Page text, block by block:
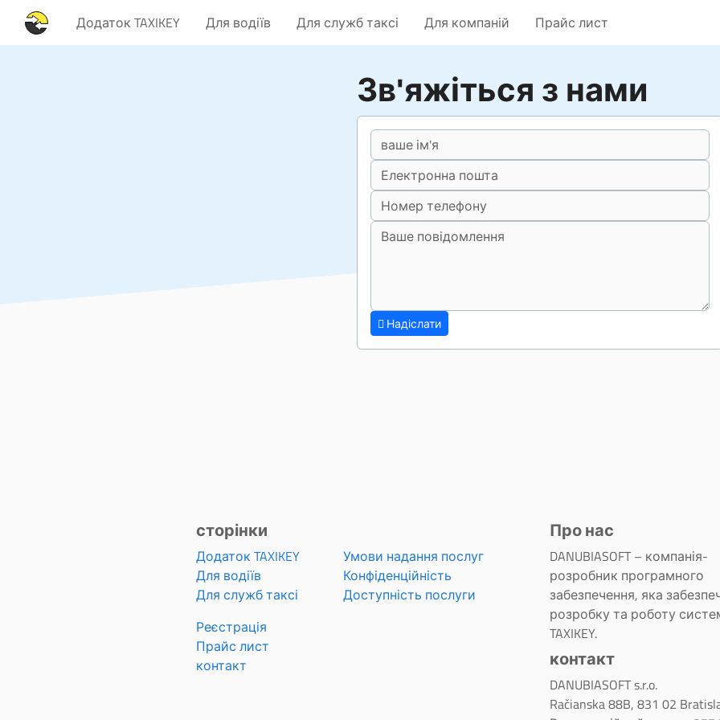
Додаток TAXIKEY Для водіїв Для служб таксі Для компаній Прайс лист
Зв'яжіться з нами
Надіслати
сторінки
Додаток TAXIKEY
Для водіїв
Для служб таксі
Реєстрація
Прайс лист
контакт
Умови надання послуг
Конфіденційність
Доступність послуги
Про нас
DANUBIASOFT – компанія-
розробник програмного
забезпечення, яка
розробку та роботу
TAXIKEY.
контакт
DANUBIASOFT s.r.o.
Račianska 88B, 831 02